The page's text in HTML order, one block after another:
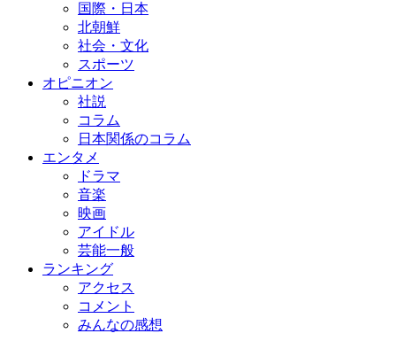
国際・日本
北朝鮮
社会・文化
スポーツ
オピニオン
社説
コラム
日本関係のコラム
エンタメ
ドラマ
音楽
映画
アイドル
芸能一般
ランキング
アクセス
コメント
みんなの感想